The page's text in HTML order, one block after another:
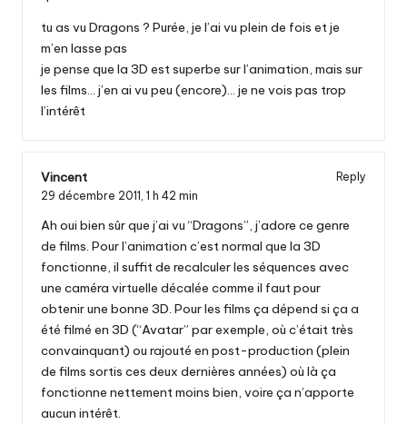
tu as vu Dragons ? Purée, je l’ai vu plein de fois et je
m’en lasse pas
je pense que la 3D est superbe sur l’animation, mais sur
les films… j’en ai vu peu (encore)… je ne vois pas trop
l’intérêt
Vincent
Reply
29 décembre 2011, 1 h 42 min
Ah oui bien sûr que j’ai vu “Dragons”, j’adore ce genre
de films. Pour l’animation c’est normal que la 3D
fonctionne, il suffit de recalculer les séquences avec
une caméra virtuelle décalée comme il faut pour
obtenir une bonne 3D. Pour les films ça dépend si ça a
été filmé en 3D (“Avatar” par exemple, où c’était très
convainquant) ou rajouté en post-production (plein
de films sortis ces deux dernières années) où là ça
fonctionne nettement moins bien, voire ça n’apporte
aucun intérêt.